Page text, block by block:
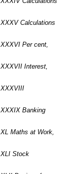
Calculations
Per cent,
Interest,
Banking
XL Maths at Work,
Stock